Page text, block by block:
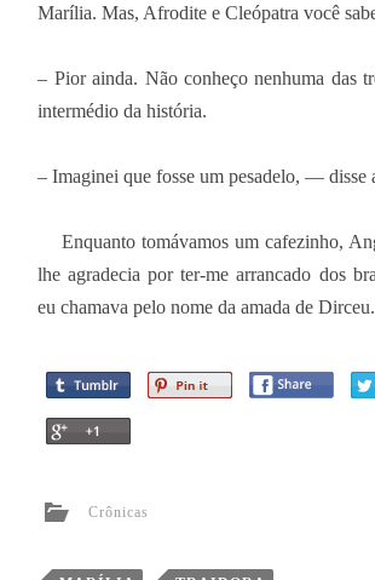
Marília. Mas, Afrodite e Cleópatra você
– Pior ainda. Não conheço nenhuma das
intermédio da história.
– Imaginei que fosse um pesadelo, — disse
Enquanto tomávamos um cafezinho,
lhe agradecia por ter-me arrancado dos
eu chamava pelo nome da amada de Dirceu.
Crônicas